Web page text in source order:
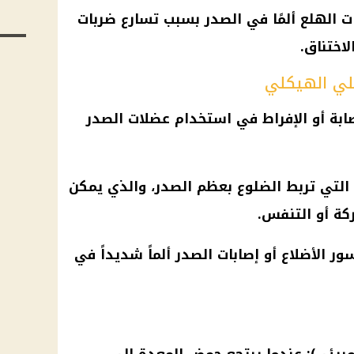
الهلع ألمًا في الصدر بسبب تسارع ضربات
الهيكلي
أو الإفراط في استخدام عضلات الصدر
تربط الضلوع بعظم الصدر، والذي يمكن
أو التنفس.
الأضلاع أو إصابات الصدر ألماً شديداً في